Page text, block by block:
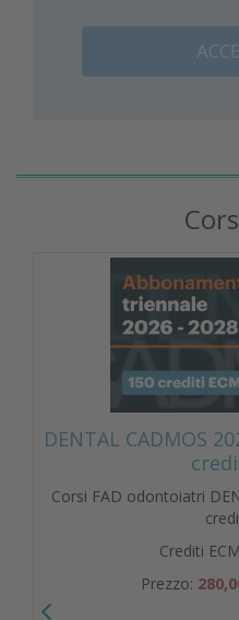
DENTAL CADMOS
Corsi FAD odontoiatri
Crediti
Prezzo: